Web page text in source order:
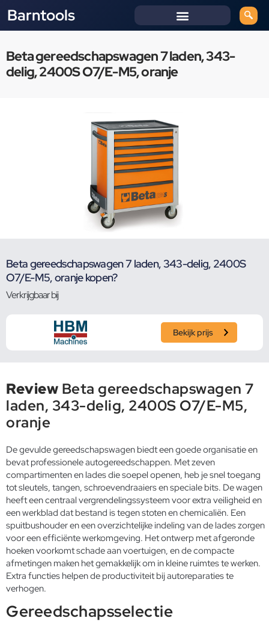
Barntools
Beta gereedschapswagen 7 laden, 343-
delig, 2400S O7/E-M5, oranje
Beta gereedschapswagen 7 laden, 343-delig, 2400S
O7/E-M5, oranje kopen?
Verkrijgbaar bij
Bekijk prijs
Review Beta gereedschapswagen 7
laden, 343-delig, 2400S O7/E-M5,
oranje
De gevulde gereedschapswagen biedt een goede organisatie en
bevat professionele autogereedschappen. Met zeven
compartimenten en lades die soepel openen, heb je snel toegang
tot sleutels, tangen, schroevendraaiers en speciale bits. De wagen
heeft een centraal vergrendelingssysteem voor extra veiligheid en
een werkblad dat bestand is tegen stoten en chemicaliën. Een
spuitbushouder en een overzichtelijke indeling van de lades zorgen
voor een efficiënte werkomgeving. Het ontwerp met afgeronde
hoeken voorkomt schade aan voertuigen, en de compacte
afmetingen maken het gemakkelijk om in kleine ruimtes te werken.
Extra functies helpen de productiviteit bij autoreparaties te
verhogen.
Gereedschapsselectie